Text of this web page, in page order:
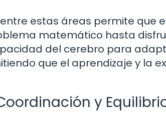
estas áreas permite que
matemático hasta
del cerebro para
que el aprendizaje y la
y